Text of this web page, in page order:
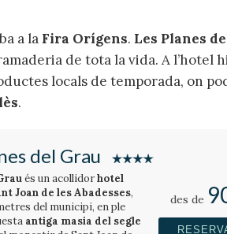
a la Fira Orígens. Les Planes
de tota la vida. A l’hotel
locals de temporada, on
.
del Grau
és un acollidorhotel
Joan de les Abadesses,
del municipi, en ple
antiga masia del segle
des de